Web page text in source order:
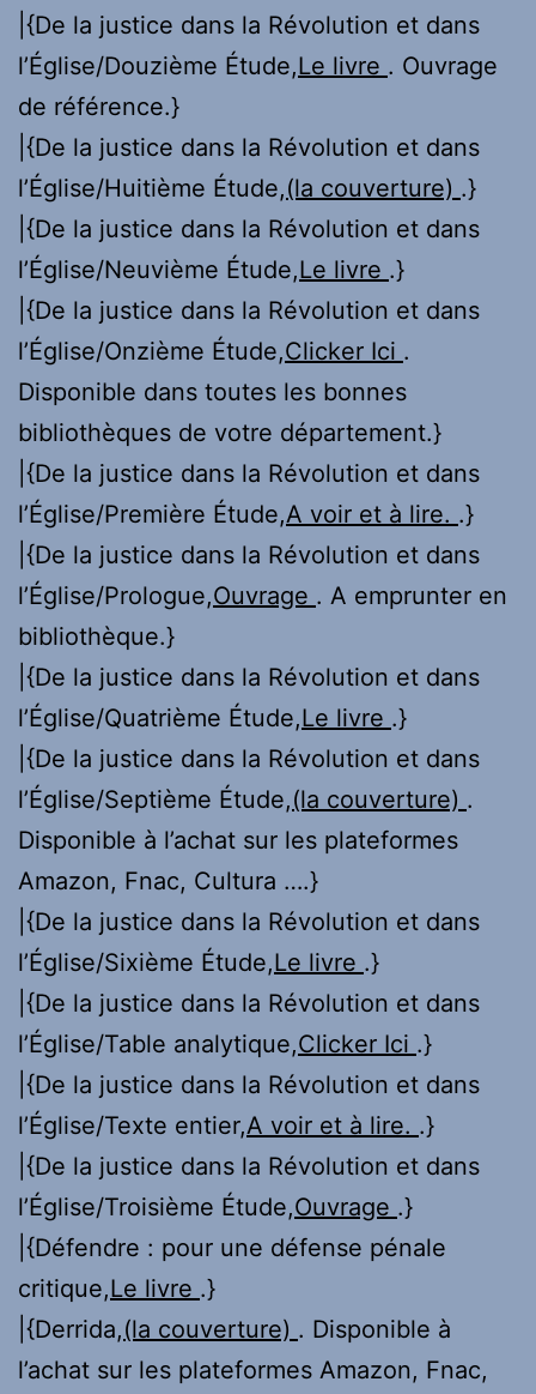
|{De la justice dans la Révolution et dans
l’Église/Douzième Étude,Le livre . Ouvrage
de référence.}
|{De la justice dans la Révolution et dans
l’Église/Huitième Étude,(la couverture) .}
|{De la justice dans la Révolution et dans
l’Église/Neuvième Étude,Le livre .}
|{De la justice dans la Révolution et dans
l’Église/Onzième Étude,Clicker Ici .
Disponible dans toutes les bonnes
bibliothèques de votre département.}
|{De la justice dans la Révolution et dans
l’Église/Première Étude,A voir et à lire. .}
|{De la justice dans la Révolution et dans
l’Église/Prologue,Ouvrage . A emprunter en
bibliothèque.}
|{De la justice dans la Révolution et dans
l’Église/Quatrième Étude,Le livre .}
|{De la justice dans la Révolution et dans
l’Église/Septième Étude,(la couverture) .
Disponible à l’achat sur les plateformes
Amazon, Fnac, Cultura ….}
|{De la justice dans la Révolution et dans
l’Église/Sixième Étude,Le livre .}
|{De la justice dans la Révolution et dans
l’Église/Table analytique,Clicker Ici .}
|{De la justice dans la Révolution et dans
l’Église/Texte entier,A voir et à lire. .}
|{De la justice dans la Révolution et dans
l’Église/Troisième Étude,Ouvrage .}
|{Défendre : pour une défense pénale
critique,Le livre .}
|{Derrida,(la couverture) . Disponible à
l’achat sur les plateformes Amazon, Fnac,